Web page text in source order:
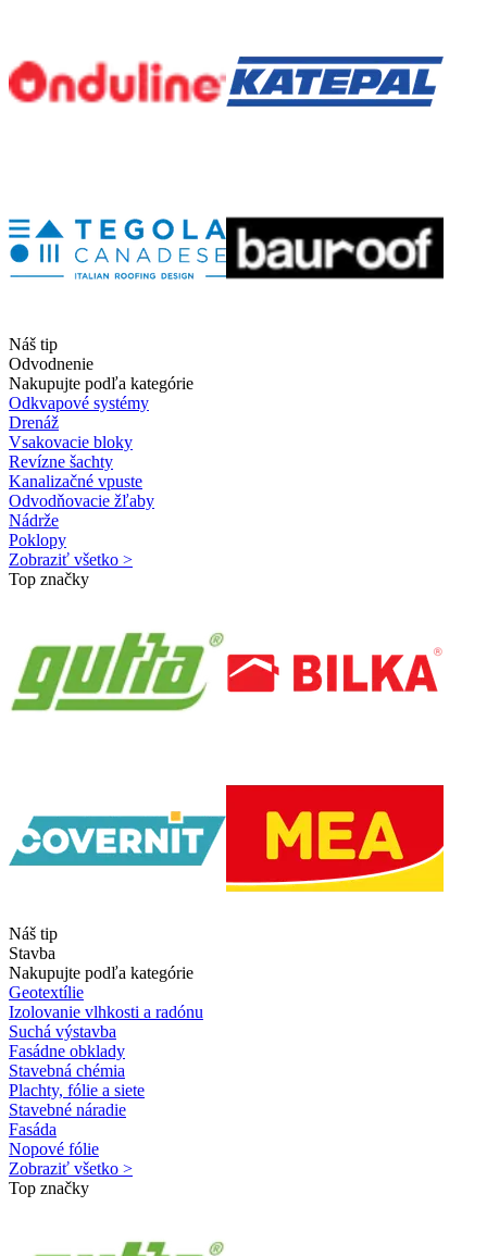
Náš tip
Odvodnenie
Nakupujte podľa kategórie
Odkvapové systémy
Drenáž
Vsakovacie bloky
Revízne šachty
Kanalizačné vpuste
Odvodňovacie žľaby
Nádrže
Poklopy
Zobraziť všetko >
Top značky
Náš tip
Stavba
Nakupujte podľa kategórie
Geotextílie
Izolovanie vlhkosti a radónu
Suchá výstavba
Fasádne obklady
Stavebná chémia
Plachty, fólie a siete
Stavebné náradie
Fasáda
Nopové fólie
Zobraziť všetko >
Top značky